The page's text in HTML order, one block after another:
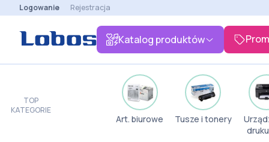
Logowanie Rejestracja
Katalog produktów
TOP
KATEGORIE
Art. biurowe Tusze i tonery